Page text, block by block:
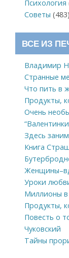
Психология
Советы (483)
ВСЕ ИЗ
Владимир
Странные
Что пить в
Продукты,
Очень
Здесь
Книга
Уроки
Миллионы
Продукты,
Повесть о
Чуковский
Тайны